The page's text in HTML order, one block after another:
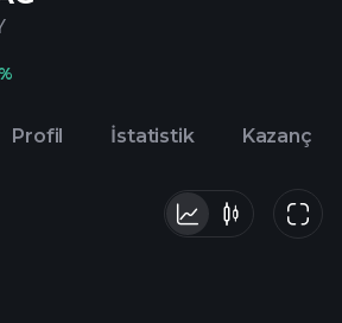
Profil İstatistik Kazanç